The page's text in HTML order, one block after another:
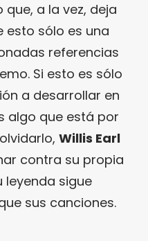
a la vez, deja
esto sólo es una
referencias
Si esto es sólo
a desarrollar en
algo que está por
Willis Earl
contra su propia
leyenda sigue
sus canciones.